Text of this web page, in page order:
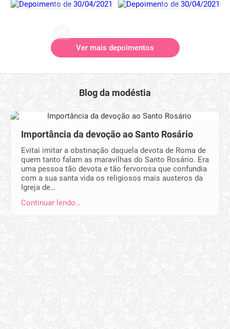
Ver mais depoimentos
Blog da modéstia
Importância da devoção ao Santo Rosário
Evitai imitar a obstinação daquela devota de Roma de
quem tanto falam as maravilhas do Santo Rosário. Era
uma pessoa tão devota e tão fervorosa que confundia
com a sua santa vida os religiosos mais austeros da
Igreja de…
Continuar lendo…